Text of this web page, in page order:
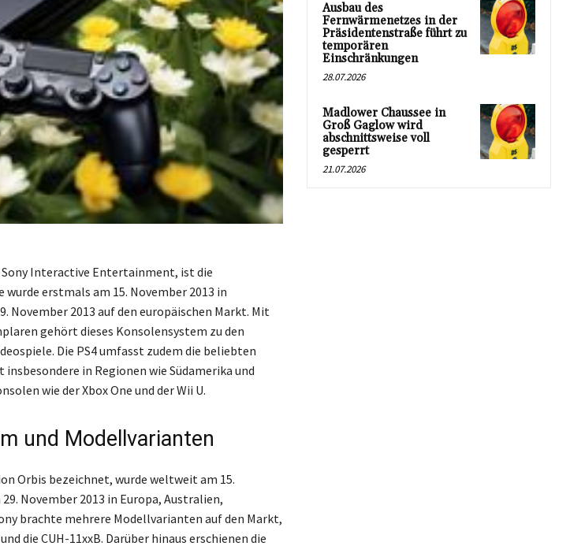
Sony Interactive Entertainment, ist die
erstmals am 15. November 2013 in
November 2013 auf den europäischen Markt. Mit
gehört dieses Konsolensystem zu den
Die PS4 umfasst zudem die beliebten
in Regionen wie Südamerika und
wie der Xbox One und der Wii U.
und Modellvarianten
Orbis bezeichnet, wurde weltweit am 15.
November 2013 in Europa, Australien,
brachte mehrere Modellvarianten auf den Markt,
die CUH-11xxB. Darüber hinaus erschienen die
Ausbau des
Fernwärmenetzes in der
Präsidentenstraße führt zu
temporären
Einschränkungen
28.07.2026
Madlower Chaussee in
Groß Gaglow wird
abschnittsweise voll
gesperrt
21.07.2026